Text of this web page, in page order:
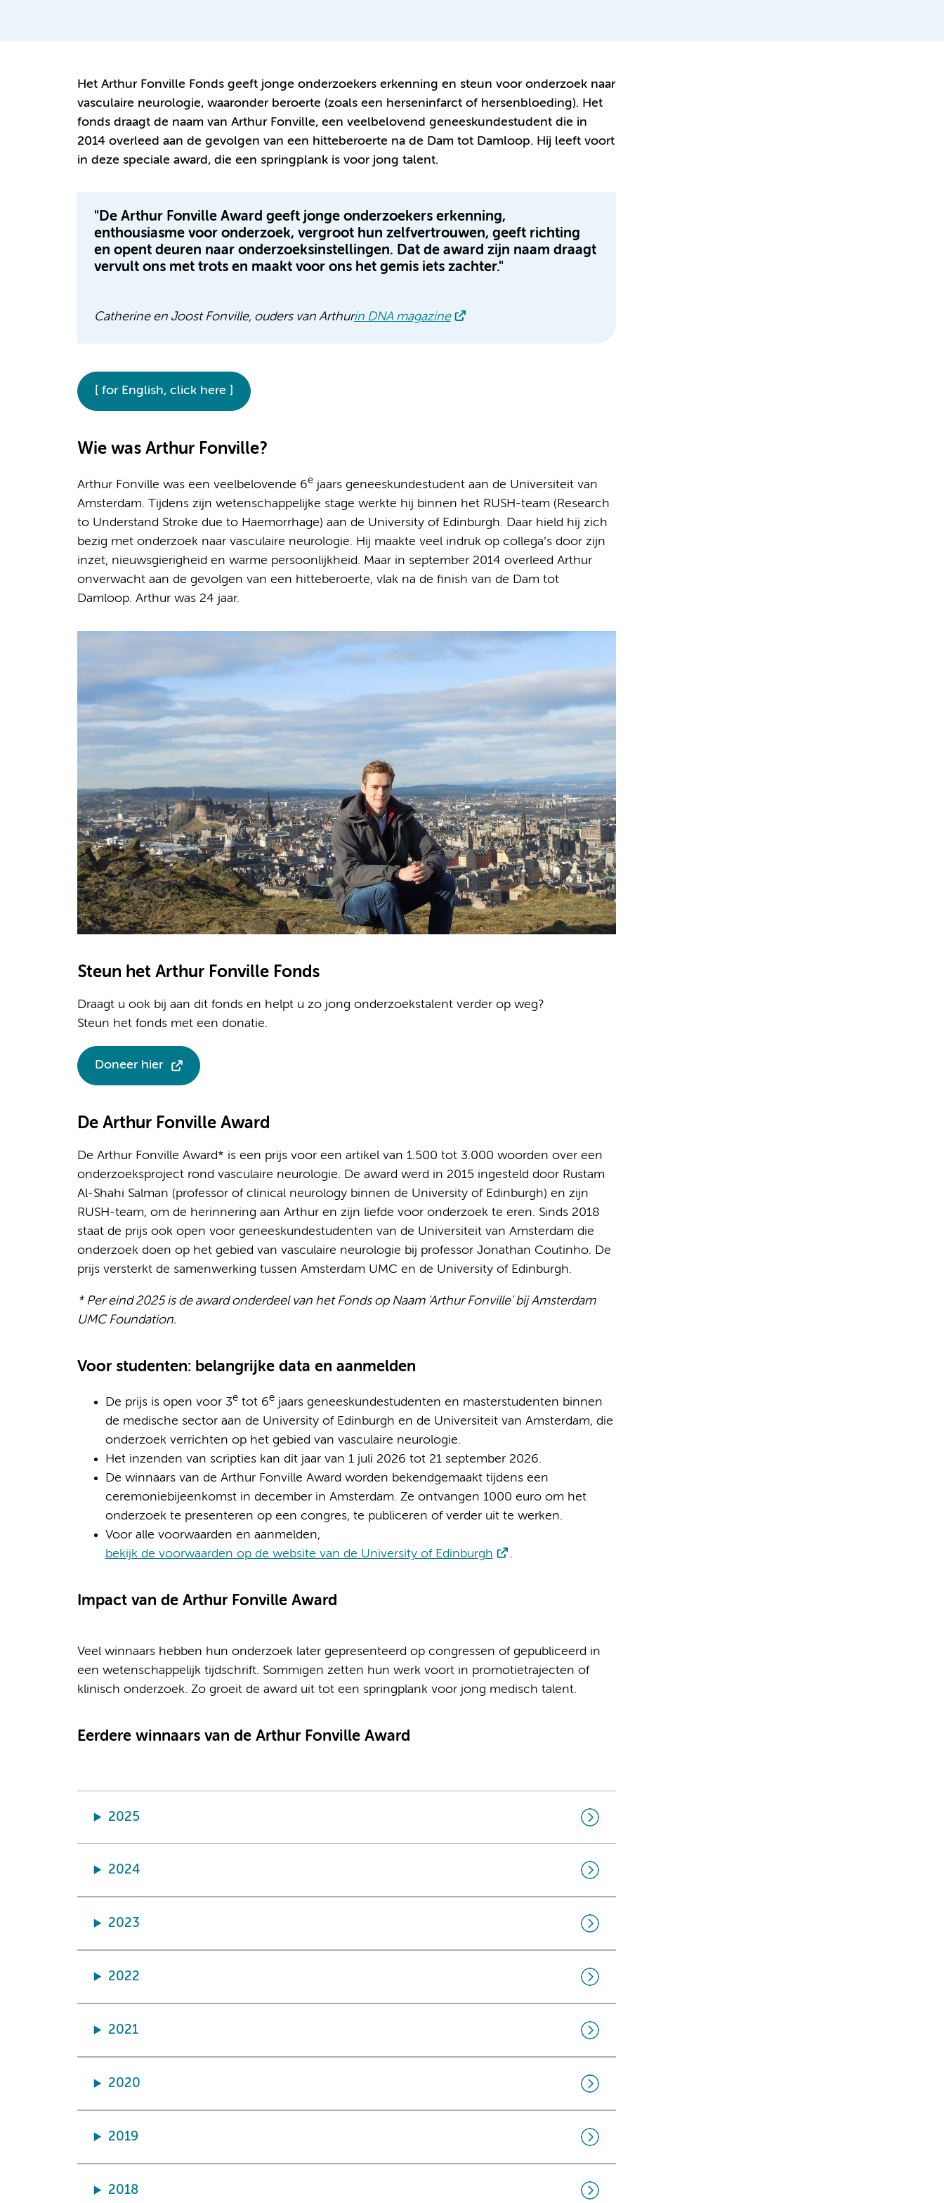
Het Arthur Fonville Fonds geeft jonge onderzoekers erkenning en steun voor onderzoek naar
vasculaire neurologie, waaronder beroerte (zoals een herseninfarct of hersenbloeding). Het
fonds draagt de naam van Arthur Fonville, een veelbelovend geneeskundestudent die in
2014 overleed aan de gevolgen van een hitteberoerte na de Dam tot Damloop. Hij leeft voort
in deze speciale award, die een springplank is voor jong talent.
"De Arthur Fonville Award geeft jonge onderzoekers erkenning,
enthousiasme voor onderzoek, vergroot hun zelfvertrouwen, geeft richting
en opent deuren naar onderzoeksinstellingen. Dat de award zijn naam draagt
vervult ons met trots en maakt voor ons het gemis iets zachter."
Catherine en Joost Fonville, ouders van Arthurin DNA magazine
[ for English, click here ]
Wie was Arthur Fonville?
Arthur Fonville was een veelbelovende 6ejaars geneeskundestudent aan de Universiteit van
Amsterdam. Tijdens zijn wetenschappelijke stage werkte hij binnen het RUSH-team (Research
to Understand Stroke due to Haemorrhage) aan de University of Edinburgh. Daar hield hij zich
bezig met onderzoek naar vasculaire neurologie. Hij maakte veel indruk op collega’s door zijn
inzet, nieuwsgierigheid en warme persoonlijkheid. Maar in september 2014 overleed Arthur
onverwacht aan de gevolgen van een hitteberoerte, vlak na de finish van de Dam tot
Damloop. Arthur was 24 jaar.
Steun het Arthur Fonville Fonds
Draagt u ook bij aan dit fonds en helpt u zo jong onderzoekstalent verder op weg?
Steun het fonds met een donatie.
Doneer hier
De Arthur Fonville Award
De Arthur Fonville Award* is een prijs voor een artikel van 1.500 tot 3.000 woorden over een
onderzoeksproject rond vasculaire neurologie. De award werd in 2015 ingesteld door Rustam
Al-Shahi Salman (professor of clinical neurology binnen de University of Edinburgh) en zijn
RUSH-team, om de herinnering aan Arthur en zijn liefde voor onderzoek te eren. Sinds 2018
staat de prijs ook open voor geneeskundestudenten van de Universiteit van Amsterdam die
onderzoek doen op het gebied van vasculaire neurologie bij professor Jonathan Coutinho. De
prijs versterkt de samenwerking tussen Amsterdam UMC en de University of Edinburgh.
* Per eind 2025 is de award onderdeel van het Fonds op Naam 'Arthur Fonville' bij Amsterdam
UMC Foundation.
Voor studenten: belangrijke data en aanmelden
De prijs is open voor 3etot 6ejaars geneeskundestudenten en masterstudenten binnen
de medische sector aan de University of Edinburgh en de Universiteit van Amsterdam, die
onderzoek verrichten op het gebied van vasculaire neurologie.
Het inzenden van scripties kan dit jaar van 1 juli 2026 tot 21 september 2026.
De winnaars van de Arthur Fonville Award worden bekendgemaakt tijdens een
ceremoniebijeenkomst in december in Amsterdam. Ze ontvangen 1000 euro om het
onderzoek te presenteren op een congres, te publiceren of verder uit te werken.
Voor alle voorwaarden en aanmelden,
bekijk de voorwaarden op de website van de University of Edinburgh
.
Impact van de Arthur Fonville Award
Veel winnaars hebben hun onderzoek later gepresenteerd op congressen of gepubliceerd in
een wetenschappelijk tijdschrift. Sommigen zetten hun werk voort in promotietrajecten of
klinisch onderzoek. Zo groeit de award uit tot een springplank voor jong medisch talent.
Eerdere winnaars van de Arthur Fonville Award
2025
2024
2023
2022
2021
2020
2019
2018